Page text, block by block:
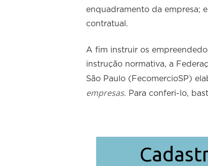
enquadramento da empresa;
contratual.
A fim instruir os
instrução normativa, a
São Paulo (FecomercioSP)
empresas. Para conferi-lo,